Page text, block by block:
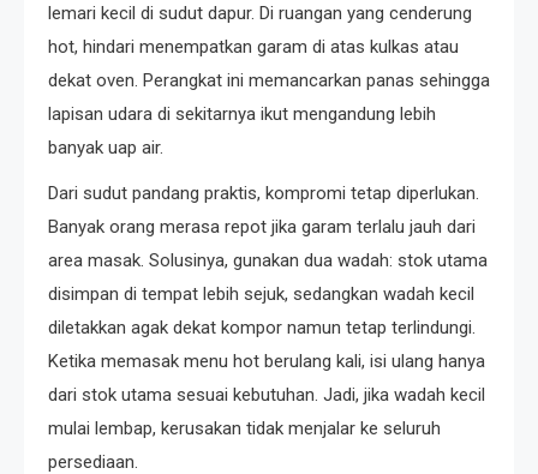
lemari kecil di sudut dapur. Di ruangan yang cenderung
hot, hindari menempatkan garam di atas kulkas atau
dekat oven. Perangkat ini memancarkan panas sehingga
lapisan udara di sekitarnya ikut mengandung lebih
banyak uap air.
Dari sudut pandang praktis, kompromi tetap diperlukan.
Banyak orang merasa repot jika garam terlalu jauh dari
area masak. Solusinya, gunakan dua wadah: stok utama
disimpan di tempat lebih sejuk, sedangkan wadah kecil
diletakkan agak dekat kompor namun tetap terlindungi.
Ketika memasak menu hot berulang kali, isi ulang hanya
dari stok utama sesuai kebutuhan. Jadi, jika wadah kecil
mulai lembap, kerusakan tidak menjalar ke seluruh
persediaan.